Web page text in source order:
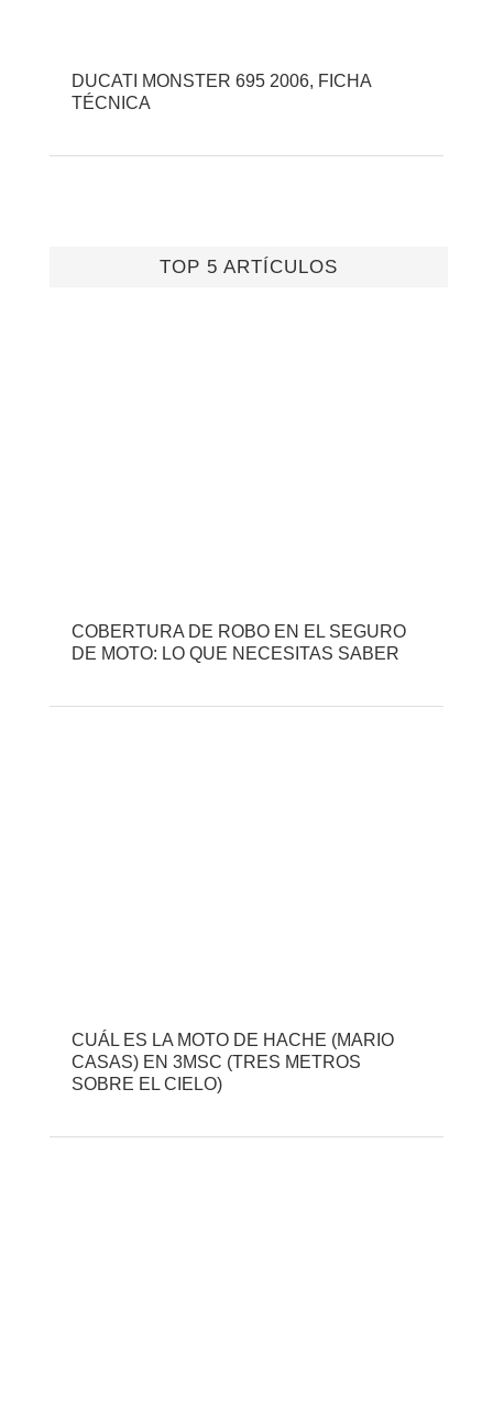
DUCATI MONSTER 695 2006, FICHA
TÉCNICA
TOP 5 ARTÍCULOS
COBERTURA DE ROBO EN EL SEGURO
DE MOTO: LO QUE NECESITAS SABER
CUÁL ES LA MOTO DE HACHE (MARIO
CASAS) EN 3MSC (TRES METROS
SOBRE EL CIELO)